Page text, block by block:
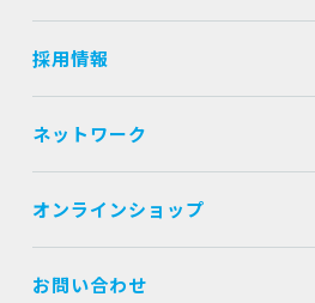
採用情報
ネットワーク
オンラインショップ
お問い合わせ